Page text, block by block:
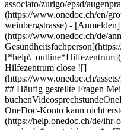
associato/zurigo/epsd/
(https://www.onedoc.ch/en/
weinbergstrasse) - [Anmelden]
(https://www.onedoc.ch/de/
Hilfezentrum close ![]
(https://www.onedoc.ch/
## Häufig gestellte Fragen
OneDoc-Konto kann nicht
(https://help.onedoc.ch/de/